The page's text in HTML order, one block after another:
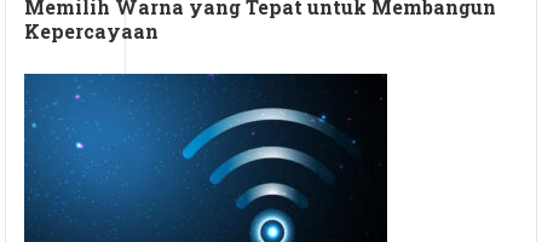
Memilih Warna yang Tepat untuk Membangun
Kepercayaan